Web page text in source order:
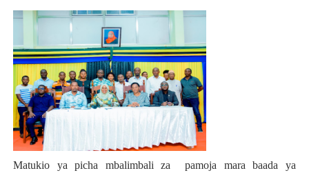
Matukio ya picha mbalimbali za pamoja mara baada ya